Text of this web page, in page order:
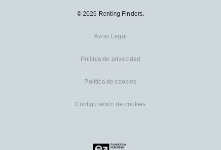
© 2026 Renting Finders.
Aviso Legal
Política de privacidad
Política de cookies
Configuración de cookies